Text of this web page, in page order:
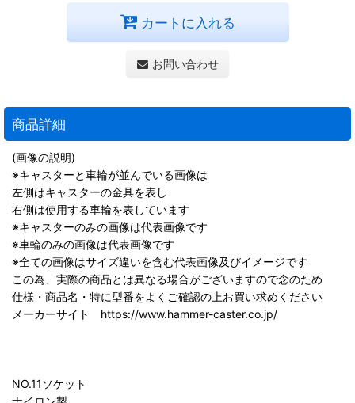
カートに入れる
お問い合わせ
商品詳細
(画像の説明)
※キャスターと車輪が並んでいる画像は
左側はキャスターの金具を表し
右側は使用する車輪を表しています
※キャスターのみの画像は代表画像です
※車輪のみの画像は代表画像です
※全ての画像はサイズ違いを含む代表画像及びイメージです
この為、実際の商品とは異なる場合がございますので念のため
仕様・商品名・特に型番をよくご確認の上お買い求めください
メーカーサイト https://www.hammer-caster.co.jp/
NO.11ソケット